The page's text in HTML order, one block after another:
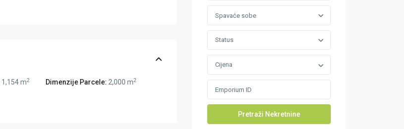
1,154 m2 Dimenzije Parcele: 2,000 m2
Spavaće sobe
Status
Cijena